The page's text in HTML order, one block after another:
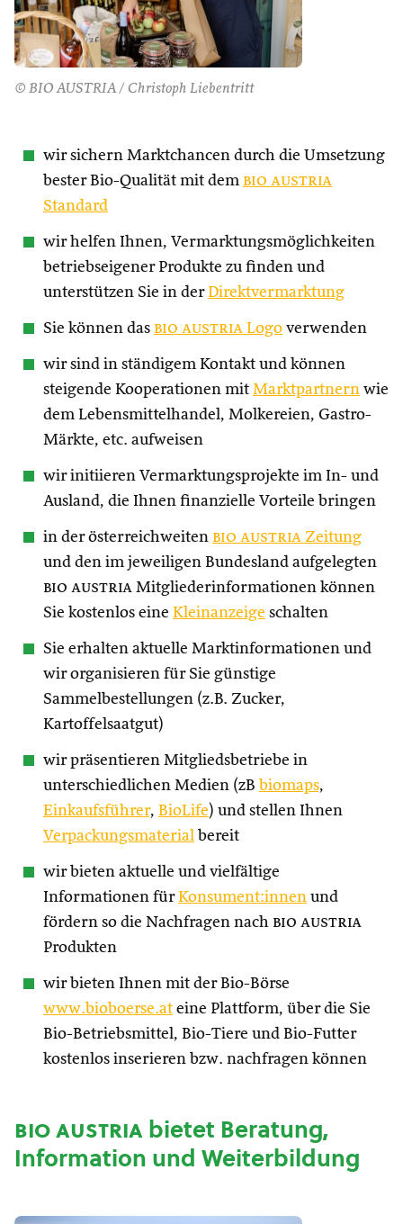
© BIO AUSTRIA / Christoph Liebentritt
wir sichern Marktchancen durch die Umsetzung
bester Bio-Qualität mit dem bio austria
Standard
wir helfen Ihnen, Vermarktungsmöglichkeiten
betriebseigener Produkte zu finden und
unterstützen Sie in derDirektvermarktung
Sie können das bio austria Logo verwenden
wir sind in ständigem Kontakt und können
steigende Kooperationen mit Marktpartnern wie
dem Lebensmittelhandel, Molkereien, Gastro-
Märkte, etc. aufweisen
wir initiieren Vermarktungsprojekte im In- und
Ausland, die Ihnen finanzielle Vorteile bringen
in der österreichweiten bio austria Zeitung
und den im jeweiligen Bundesland aufgelegten
bio austria Mitgliederinformationen können
Sie kostenlos eine Kleinanzeige schalten
Sie erhalten aktuelle Marktinformationen und
wir organisieren für Sie günstige
Sammelbestellungen (z.B. Zucker,
Kartoffelsaatgut)
wir präsentieren Mitgliedsbetriebe in
unterschiedlichen Medien (zB biomaps,
Einkaufsführer, BioLife) und stellen Ihnen
Verpackungsmaterial bereit
wir bieten aktuelle und vielfältige
Informationen fürKonsument:innen und
fördern so die Nachfragen nach bio austria
Produkten
wir bieten Ihnen mit der Bio-Börse
www.bioboerse.at eine Plattform, über die Sie
Bio-Betriebsmittel, Bio-Tiere und Bio-Futter
kostenlos inserieren bzw. nachfragen können
bio austriabietet Beratung,
Information und Weiterbildung